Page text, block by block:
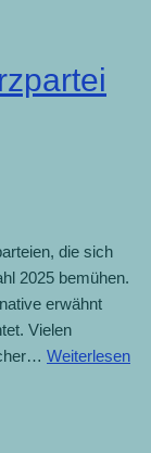
die sich
2025 bemühen.
erwähnt
Vielen
Weiterlesen